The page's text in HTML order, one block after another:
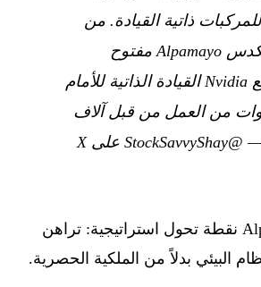
ذاتية القيادة. من
خلال جعل مكدس Alpamayo مفتوح
المصدر، تدفع Nvidia القيادة الذاتية للأمام
من العمل من قبل آلاف
— @StockSavvyShay على X
يمثل فتح Alpamayo نقطة تحول استراتيجية: تراهن